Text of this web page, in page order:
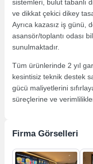
sistemleri, bulut tabanlı
ve dikkat çekici dikey
Ayrıca kazasız iş günü,
asansör/toplantı odası
sunulmaktadır.
Tüm ürünlerinde 2 yıl
kesintisiz teknik destek
gücü maliyetlerini
süreçlerine ve
Firma Görselleri